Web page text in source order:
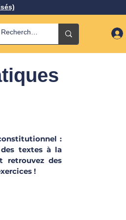
:
textes à la
retrouvez des
!